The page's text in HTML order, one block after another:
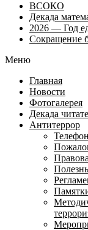
ВСОКО
Декада
2026 — Год
Сокращение
Меню
Главная
Новости
Фотогалерея
Декада
Антитеррор